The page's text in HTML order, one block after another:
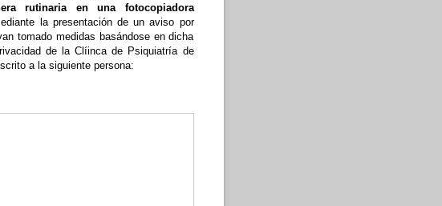
rutinaria en una fotocopiadora
la presentación de un aviso por
tomado medidas basándose en dicha
de la Clíinca de Psiquiatría de
a la siguiente persona: